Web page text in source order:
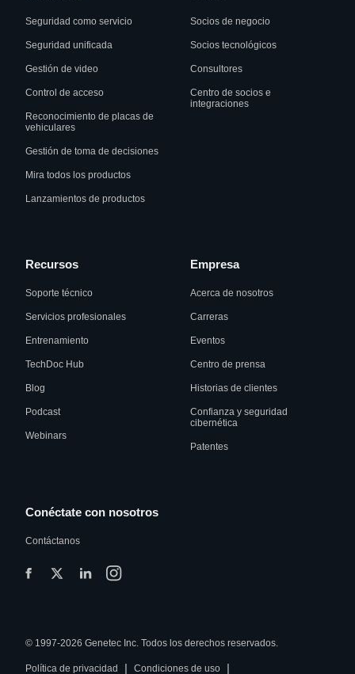
Seguridad como servicio
Seguridad unificada
Gestión de video
Control de acceso
Reconocimiento de placas de
vehiculares
Gestión de toma de decisiones
Mira todos los productos
Lanzamientos de productos
Socios de negocio
Socios tecnológicos
Consultores
Centro de socios e
integraciones
Recursos
Soporte técnico
Servicios profesionales
Entrenamiento
TechDoc Hub
Blog
Podcast
Webinars
Empresa
Acerca de nosotros
Carreras
Eventos
Centro de prensa
Historias de clientes
Confianza y seguridad
cibernética
Patentes
Conéctate con nosotros
Contáctanos
© 1997-2026 Genetec Inc. Todos los derechos reservados.
Política de privacidad | Condiciones de uso |